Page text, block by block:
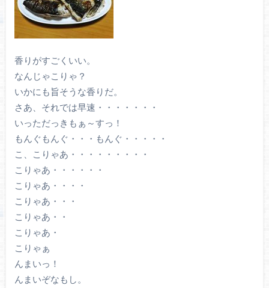
香りがすごくいい。
なんじゃこりゃ？
いかにも旨そうな香りだ。
さあ、それでは早速・・・・・・・
いっただっきもぁ～すっ！
もんぐもんぐ・・・もんぐ・・・・・
こ、こりゃあ・・・・・・・・・
こりゃあ・・・・・・
こりゃあ・・・・
こりゃあ・・・
こりゃあ・・
こりゃあ・
こりゃぁ
んまいっ！
んまいぞなもし。